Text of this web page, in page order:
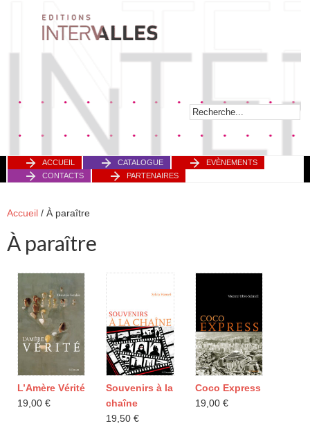
ACCUEIL CATALOGUE
EVÈNEMENTS
CONTACTS
PARTENAIRES
Accueil/ À paraître
À paraître
L’Amère Vérité
19,00 €
Souvenirs à la
chaîne
19,50€
Coco Express
19,00 €